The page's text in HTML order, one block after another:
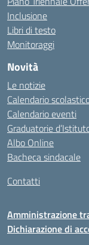
Inclusione
Libri di testo
Monitoraggi
Novità
Le notizie
Calendario
Calendario eventi
Graduatorie
Albo Online
Bacheca sindacale
Contatti
Amministrazione
Dichiarazione di